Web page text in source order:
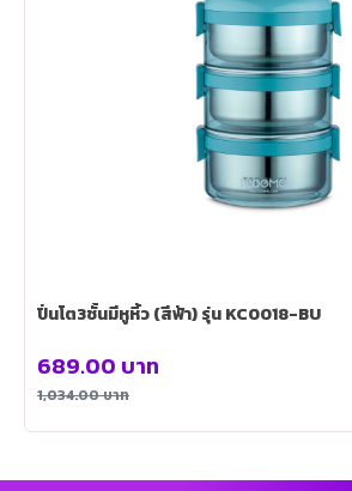
ปิ่นโต3ชั้นมีหูหิ้ว (สีฟ้า) รุ่น KC0018-BU
1,034.00บาท
689.00 บาท